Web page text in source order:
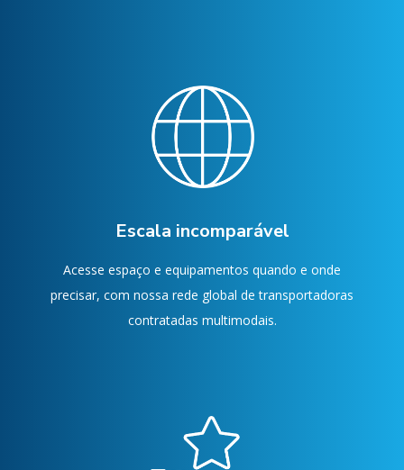
Escala incomparável
Acesse espaço e equipamentos quando e onde
precisar, com nossa rede global de transportadoras
contratadas multimodais.